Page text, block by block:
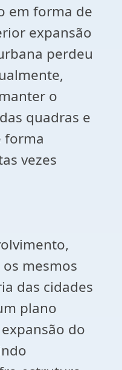
em forma de
expansão
perdeu
o
quadras e
forma
vezes
mesmos
das cidades
plano
do